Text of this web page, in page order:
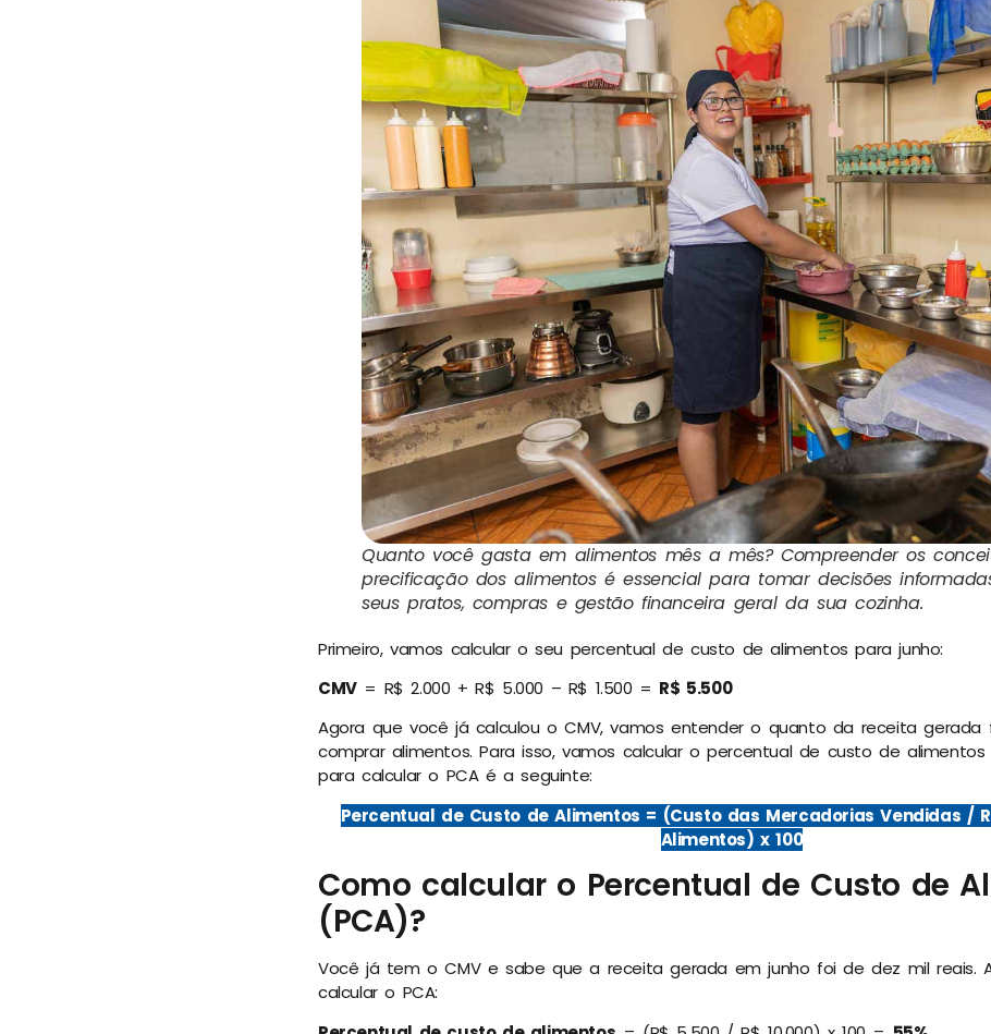
Quanto você gasta em alimentos mês a mês? Compreender os
precificação dos alimentos é essencial para tomar decisões
seus pratos, compras e gestão financeira geral da sua cozinha.
Primeiro, vamos calcular o seu percentual de custo de alimentos para junho:
CMV= R$ 2.000 + R$ 5.000 – R$ 1.500 = R$ 5.500
Agora que você já calculou o CMV, vamos entender o quanto da receita gerada
comprar alimentos. Para isso, vamos calcular o percentual de custo de alimentos
para calcular o PCA é a seguinte:
Percentual de Custo de Alimentos = (Custo das Mercadorias Vendidas /
Alimentos) x 100
Como calcular o Percentual de Custo de
(PCA)?
Você já tem o CMV e sabe que a receita gerada em junho foi de dez mil reais.
calcular o PCA: